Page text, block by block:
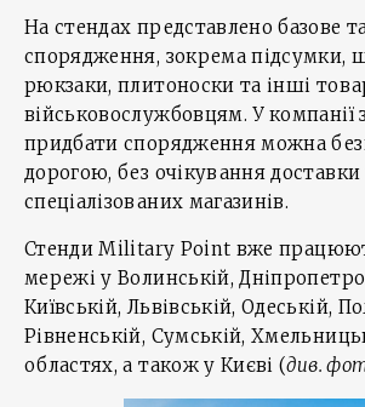
На стендах представлено базове
спорядження, зокрема підсумки,
рюкзаки, плитоноски та інші
військовослужбовцям. У компанії
придбати спорядження можна
дорогою, без очікування
спеціалізованих магазинів.
Стенди Military Point вже
мережі у Волинській,
Київській, Львівській, Одеській,
Рівненській, Сумській,
областях, а також у Києві (див.